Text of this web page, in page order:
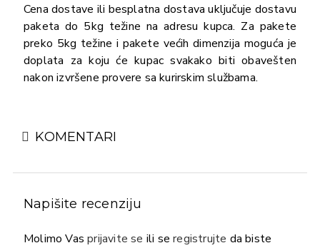
Cena dostave ili besplatna dostava uključuje dostavu
paketa do 5kg težine na adresu kupca. Za pakete
preko 5kg težine i pakete većih dimenzija moguća je
doplata za koju će kupac svakako biti obavešten
nakon izvršene provere sa kurirskim službama.
KOMENTARI
Napišite recenziju
Molimo Vasprijavite se ili seregistrujte da biste